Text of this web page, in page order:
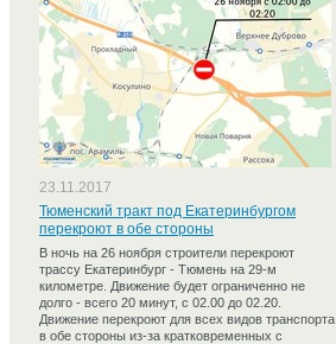
23.11.2017
Тюменский тракт под Екатеринбургом
перекроют в обе стороны
В ночь на 26 ноября строители перекроют
трассу Екатеринбург - Тюмень на 29-м
километре. Движение будет ограниченно не
долго - всего 20 минут, с 02.00 до 02.20.
Движение перекроют для всех видов транспорта
в обе стороны из-за кратковременных с